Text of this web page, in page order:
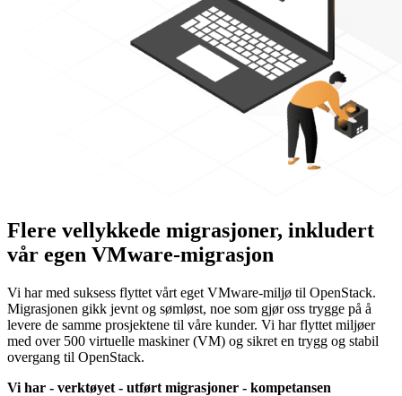
Flere vellykkede migrasjoner, inkludert
vår egen VMware-migrasjon
Vi har med suksess flyttet vårt eget VMware-miljø til OpenStack.
Migrasjonen gikk jevnt og sømløst, noe som gjør oss trygge på å
levere de samme prosjektene til våre kunder. Vi har flyttet miljøer
med over 500 virtuelle maskiner (VM) og sikret en trygg og stabil
overgang til OpenStack.
Vi har - verktøyet - utført migrasjoner - kompetansen